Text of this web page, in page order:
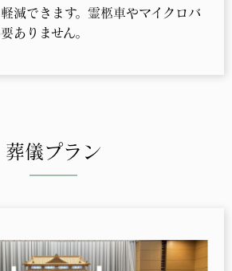
減できます。霊柩車やマイクロバ
ありません。
葬儀プラン